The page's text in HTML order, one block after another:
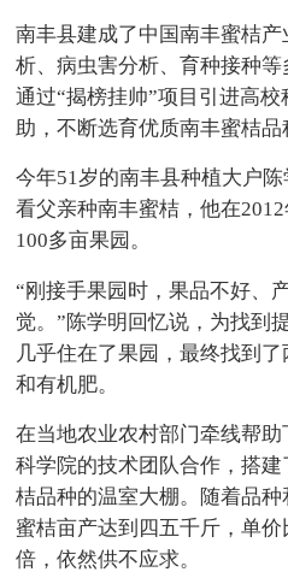
南丰县建成了中国南丰蜜桔
析、病虫害分析、育种接种
通过“揭榜挂帅”项目引进高
助，不断选育优质南丰蜜桔品
今年51岁的南丰县种植大户
看父亲种南丰蜜桔，他在
100多亩果园。
“刚接手果园时，果品不好、
觉。”陈学明回忆说，为找到
几乎住在了果园，最终找到
和有机肥。
在当地农业农村部门牵线帮
科学院的技术团队合作，搭
桔品种的温室大棚。随着品
蜜桔亩产达到四五千斤，单
倍，依然供不应求。